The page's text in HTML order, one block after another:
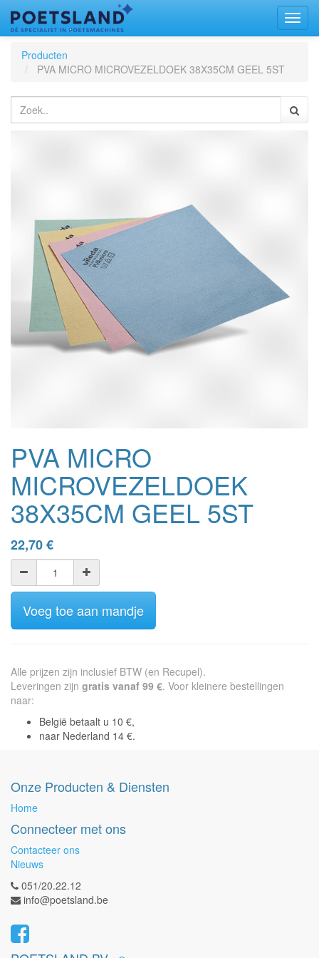
Producten
PVA MICRO MICROVEZELDOEK 38X35CM GEEL 5ST
PVA MICRO
MICROVEZELDOEK
38X35CM GEEL 5ST
22,70€
Voeg toe aan mandje
Alle prijzen zijn inclusief BTW (en Recupel).
Leveringen zijn gratis vanaf 99 €. Voor kleinere bestellingen
naar:
België betaalt u 10 €,
naar Nederland 14 €.
Onze Producten & Diensten
Home
Connecteer met ons
Contacteer ons
Nieuws
051/20.22.12
info@poetsland.be